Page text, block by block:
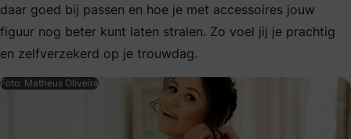
daar goed bij passen en hoe je met accessoires jouw
figuur nog beter kunt laten stralen. Zo voel jij je prachtig
en zelfverzekerd op je trouwdag.
Foto: Matheus Oliveira